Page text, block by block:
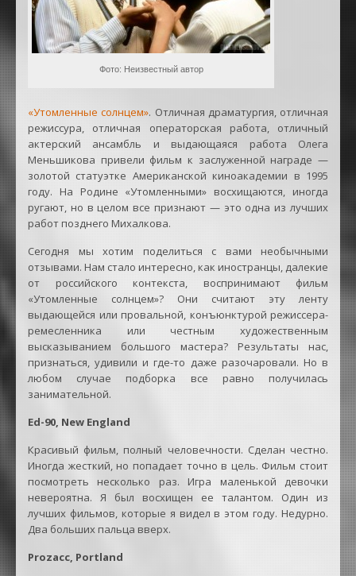
Фото: Неизвестный автор
«Утомленные солнцем». Отличная драматургия, отличная
режиссура, отличная операторская работа, отличный
актерский ансамбль и выдающаяся работа Олега
Меньшикова привели фильм к заслуженной награде —
золотой статуэтке Американской киноакадемии в 1995
году. На Родине «Утомленными» восхищаются, иногда
ругают, но в целом все признают — это одна из лучших
работ позднего Михалкова.
Сегодня мы хотим поделиться с вами необычными
отзывами. Нам стало интересно, как иностранцы, далекие
от российского контекста, воспринимают фильм
«Утомленные солнцем»? Они считают эту ленту
выдающейся или провальной, конъюнктурой режиссера-
ремесленника или честным художественным
высказыванием большого мастера? Результаты нас,
признаться, удивили и где-то даже разочаровали. Но в
любом случае подборка все равно получилась
занимательной.
Ed-90, New England
Красивый фильм, полный человечности. Сделан честно.
Иногда жесткий, но попадает точно в цель. Фильм стоит
посмотреть несколько раз. Игра маленькой девочки
невероятна. Я был восхищен ее талантом. Один из
лучших фильмов, которые я видел в этом году. Недурно.
Два больших пальца вверх.
Prozacc, Portland